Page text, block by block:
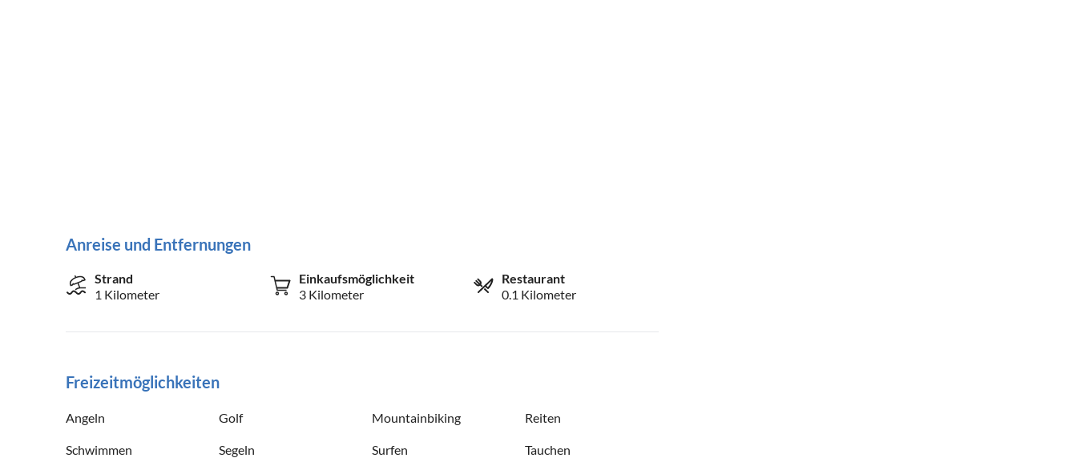
Anreise und Entfernungen
Strand
1 Kilometer
Einkaufsmöglichkeit
3 Kilometer
Restaurant
0.1 Kilometer
Freizeitmöglichkeiten
Angeln Golf Mountainbiking Reiten
Schwimmen Segeln Surfen Tauchen